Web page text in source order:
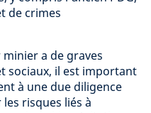
de crimes
a de graves
sociaux, il est important
à une due diligence
risques liés à